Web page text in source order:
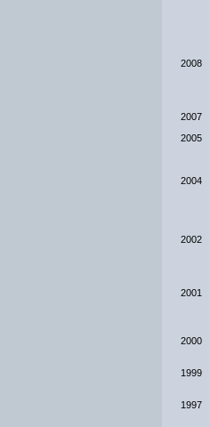
2008
2007
2005
2004
2002
2001
2000
1999
1997